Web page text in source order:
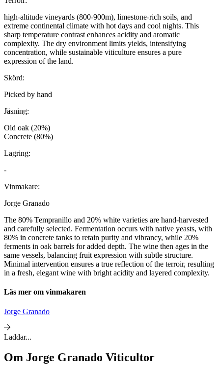
high-altitude vineyards (800-900m), limestone-rich soils, and
extreme continental climate with hot days and cool nights. This
sharp temperature contrast enhances acidity and aromatic
complexity. The dry environment limits yields, intensifying
concentration, while sustainable viticulture ensures a pure
expression of the land.
Skörd:
Picked by hand
Jäsning:
Old oak (20%)
Concrete (80%)
Lagring:
-
Vinmakare:
Jorge Granado
The 80% Tempranillo and 20% white varieties are hand-harvested
and carefully selected. Fermentation occurs with native yeasts, with
80% in concrete tanks to retain purity and vibrancy, while 20%
ferments in oak barrels for added depth. The wine then ages in the
same vessels, balancing fruit expression with subtle structure.
Minimal intervention ensures a true reflection of the terroir, resulting
in a fresh, elegant wine with bright acidity and layered complexity.
Läs mer om vinmakaren
Jorge Granado
Laddar...
Om Jorge Granado Viticultor